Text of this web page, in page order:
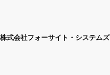
株式会社フォーサイト・システムズ